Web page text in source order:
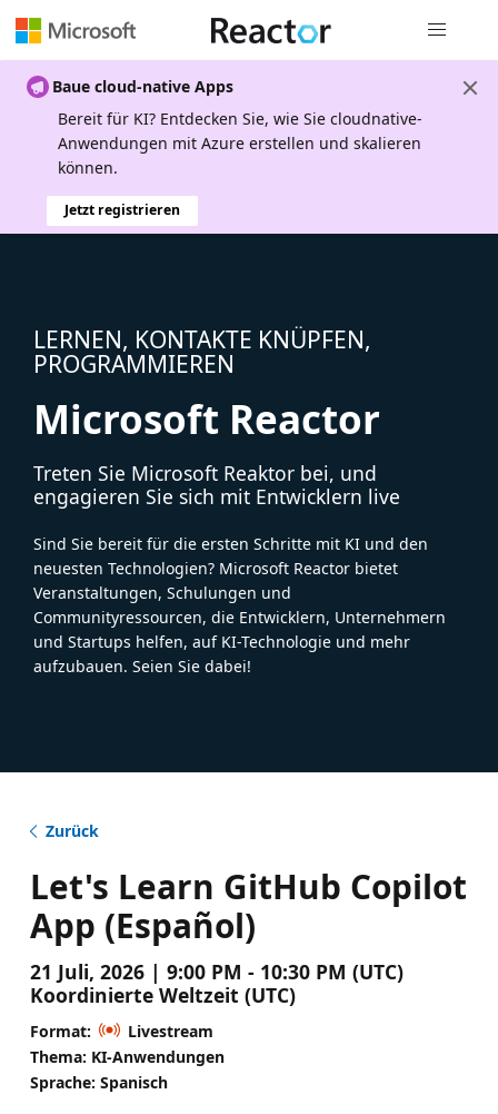
Baue cloud-native Apps
Bereit für KI? Entdecken Sie, wie Sie cloudnative-
Anwendungen mit Azure erstellen und skalieren
können.
Jetzt registrieren
LERNEN, KONTAKTE KNÜPFEN,
PROGRAMMIEREN
Microsoft Reactor
Treten Sie Microsoft Reaktor bei, und
engagieren Sie sich mit Entwicklern live
Sind Sie bereit für die ersten Schritte mit KI und den
neuesten Technologien? Microsoft Reactor bietet
Veranstaltungen, Schulungen und
Communityressourcen, die Entwicklern, Unternehmern
und Startups helfen, auf KI-Technologie und mehr
aufzubauen. Seien Sie dabei!
Zurück
Let's Learn GitHub Copilot
App (Español)
21 Juli, 2026 | 9:00 PM - 10:30 PM (UTC)
Koordinierte Weltzeit (UTC)
Format:
Livestream
Thema: KI-Anwendungen
Sprache: Spanisch